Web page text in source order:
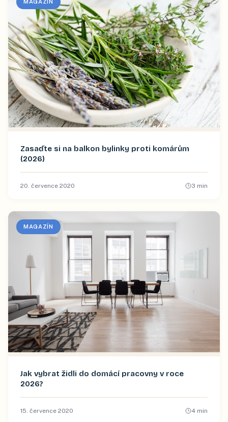
MAGAZÍN
Zasaďte si na balkon bylinky proti komárům
(2026)
20. července 2020 3 min
MAGAZÍN
Jak vybrat židli do domácí pracovny v roce
2026?
15. července 2020 4 min